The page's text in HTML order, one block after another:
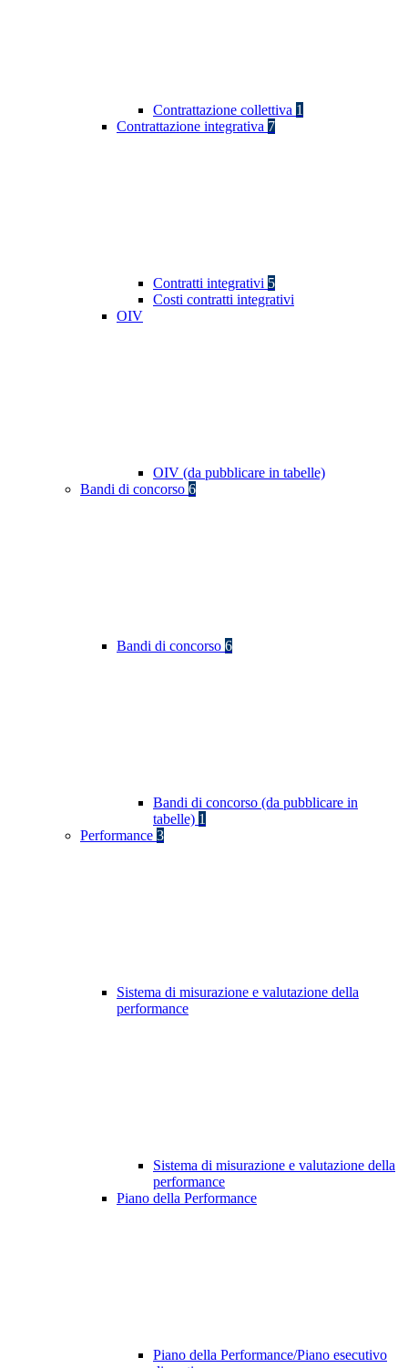
Contrattazione collettiva 1
Contrattazione integrativa 7
Contratti integrativi 5
Costi contratti integrativi
OIV
OIV (da pubblicare in tabelle)
Bandi di concorso 6
Bandi di concorso 6
Bandi di concorso (da pubblicare in
tabelle) 1
Performance 3
Sistema di misurazione e valutazione della
performance
Sistema di misurazione e valutazione della
performance
Piano della Performance
Piano della Performance/Piano esecutivo